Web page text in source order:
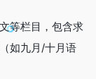
等栏目，包含求
如九月/十月语